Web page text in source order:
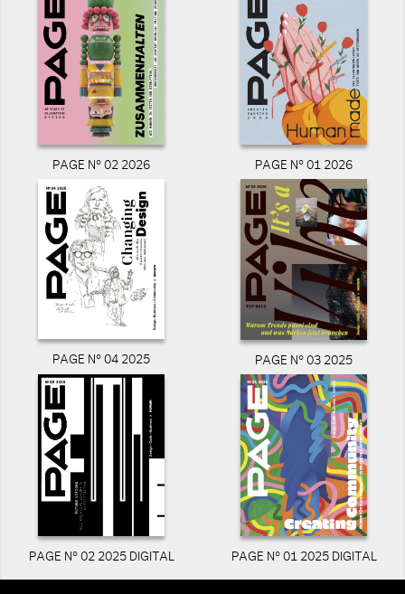
PAGE N° 02 2026 PAGE N° 01 2026
PAGE N° 04 2025 PAGE N° 03 2025
PAGE N° 02 2025 DIGITAL PAGE N° 01 2025 DIGITAL